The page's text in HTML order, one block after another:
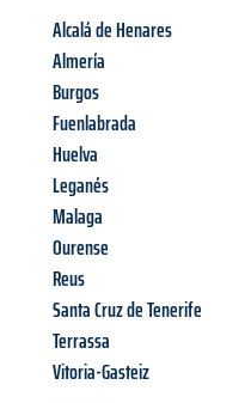
Alcalá de Henares
Almería
Burgos
Fuenlabrada
Huelva
Leganés
Malaga
Ourense
Reus
Santa Cruz de Tenerife
Terrassa
Vitoria-Gasteiz